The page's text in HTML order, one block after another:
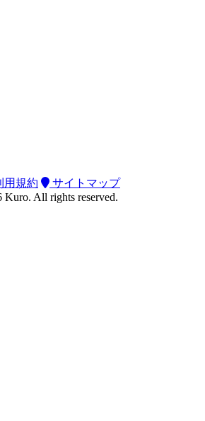
用規約
サイトマップ
Kuro. All rights reserved.